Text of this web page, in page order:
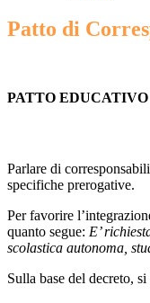
Patto di
PATTO
Parlare di
specifiche prerogative.
Per favorire
quanto segue: E’
scolastica autonoma,
Sulla base del decreto,